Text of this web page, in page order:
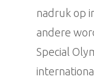
nadruk op
andere
Special